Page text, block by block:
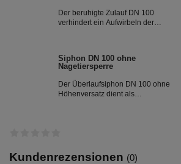
Der beruhigte Zulauf DN 100
verhindert ein Aufwirbeln der
Wassers. So bleibt das Regenwasser
frisch. Der beruhigte Zulauf ist die 2.
Reinigungsstufe in der Zisterne.
Siphon DN 100 ohne
Nagetiersperre
Der Überlaufsiphon DN 100 ohne
Höhenversatz dient als
die 3. Reinigungsstufe in der Zisterne.
Kundenrezensionen (0)